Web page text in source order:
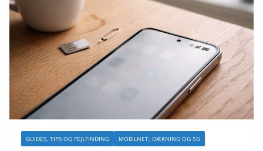
GUIDES, TIPS OG FEJLFINDING MOBILNET, DÆKNING OG 5G